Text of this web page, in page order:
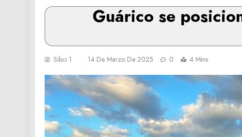
Guárico se
Sibci 1 14 De Marzo De 2025 0 4 Mins